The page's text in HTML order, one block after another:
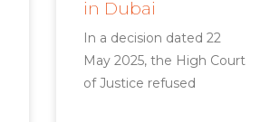
in Dubai
In a decision dated 22
May 2025, the High Court
of Justice refused